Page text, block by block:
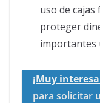
uso de
proteger
importantes
¡Muy
para solicitar